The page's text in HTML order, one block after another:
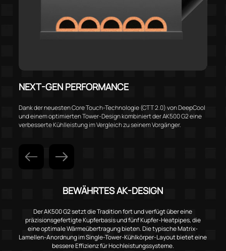
NEXT-GEN PERFORMANCE
Dank der neuesten Core Touch-Technologie (CTT 2.0) von DeepCool
und einem optimierten Tower-Design kombiniert der AK500 G2 eine
verbesserte Kühlleistung im Vergleich zu seinem Vorgänger.
BEWÄHRTES AK-DESIGN
Der AK500 G2 setzt die Tradition fort und verfügt über eine
präzisionsgefertigte Kupferbasis und fünf Kupfer-Heatpipes, die
eine optimale Wärmeübertragung bieten. Die typische Matrix-
Lamellen-Anordnung im Single-Tower-Kühlkörper-Layout bietet eine
bessere Effizienz für Hochleistungssysteme.